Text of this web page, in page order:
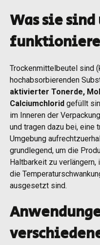
Was sie
Trockenmittelbeutel sind
hochabsorbierenden
aktivierter Tonerde,
Calciumchlorid gefüllt
im Inneren der
und tragen dazu bei, eine
Umgebung
grundlegend, um die
Haltbarkeit zu verlängern,
die
ausgesetzt sind.